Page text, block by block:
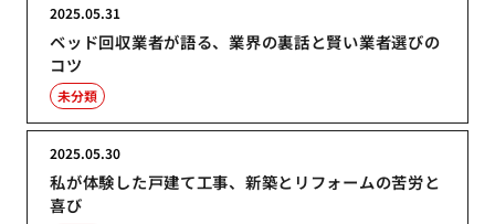
ベッド回収業者が語る、業界の裏話と賢い業者選びの
コツ
2025.05.31
未分類
私が体験した戸建て工事、新築とリフォームの苦労と
喜び
2025.05.30